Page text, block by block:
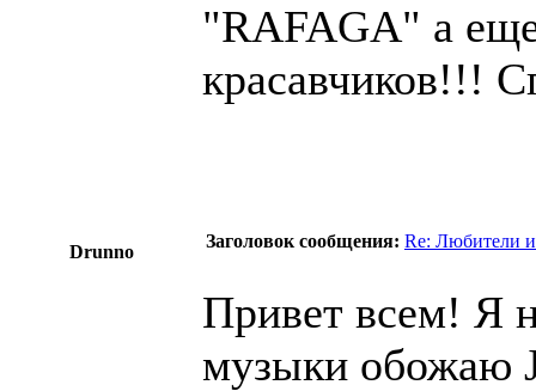
"RAFAGA" а
красавчиков!!!
Drunno
Заголовок сообщения: Re: Любители
Привет всем! Я
музыки обожаю